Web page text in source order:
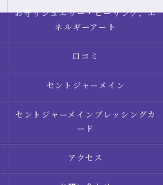
お守りジュエリー・ヒーリング，エ
ネルギーアート
口コミ
セントジャーメイン
セントジャーメインブレッシングカ
ード
アクセス